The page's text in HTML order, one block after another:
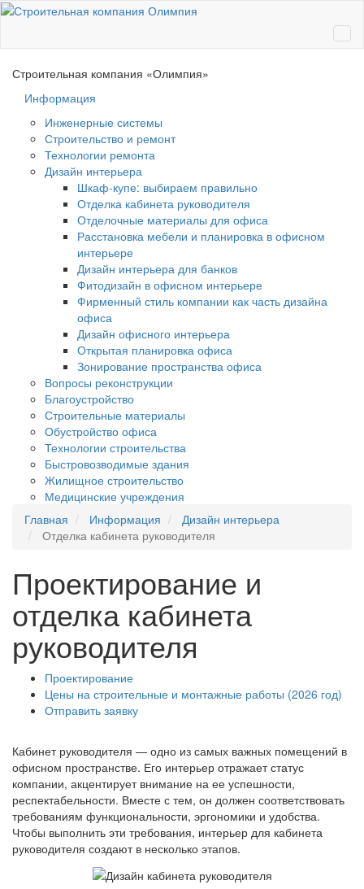
Строительная компания «Олимпия»
Информация
Инженерные системы
Строительство и ремонт
Технологии ремонта
Дизайн интерьера
Шкаф-купе: выбираем правильно
Отделка кабинета руководителя
Отделочные материалы для офиса
Расстановка мебели и планировка в офисном
интерьере
Дизайн интерьера для банков
Фитодизайн в офисном интерьере
Фирменный стиль компании как часть дизайна
офиса
Дизайн офисного интерьера
Открытая планировка офиса
Зонирование пространства офиса
Вопросы реконструкции
Благоустройство
Строительные материалы
Обустройство офиса
Технологии строительства
Быстровозводимые здания
Жилищное строительство
Медицинские учреждения
Главная
Информация
Дизайн интерьера
Отделка кабинета руководителя
Проектирование и
отделка кабинета
руководителя
Проектирование
Цены на строительные и монтажные работы (2026 год)
Отправить заявку
Кабинет руководителя — одно из самых важных помещений в
офисном пространстве. Его интерьер отражает статус
компании, акцентирует внимание на ее успешности,
респектабельности. Вместе с тем, он должен соответствовать
требованиям функциональности, эргономики и удобства.
Чтобы выполнить эти требования, интерьер для кабинета
руководителя создают в несколько этапов.